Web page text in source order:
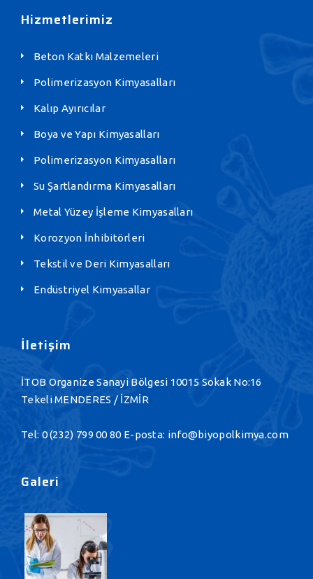
Hizmetlerimiz
Beton Katkı Malzemeleri
Polimerizasyon Kimyasalları
Kalıp Ayırıcılar
Boya ve Yapı Kimyasalları
Polimerizasyon Kimyasalları
Su Şartlandırma Kimyasalları
Metal Yüzey İşleme Kimyasalları
Korozyon İnhibitörleri
Tekstil ve Deri Kimyasalları
Endüstriyel Kimyasallar
İletişim
İTOB Organize Sanayi Bölgesi 10015 Sokak No:16
Tekeli MENDERES / İZMİR
Tel: 0 (232) 799 00 80E-posta: info@biyopolkimya.com
Galeri